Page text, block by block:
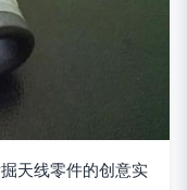
天线零件的创意实